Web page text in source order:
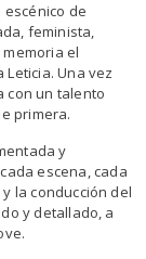
de
feminista,
el
Leticia.Una vez
con un talento
primera.
y
escena, cada
la conducción del
y detallado, a